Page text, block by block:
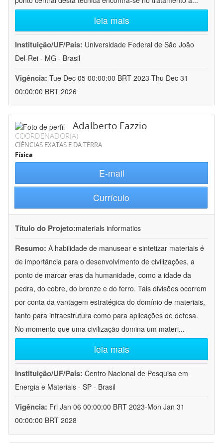
leia mais
Instituição/UF/País: Universidade Federal de São João
Del-Rei - MG - Brasil
Vigência: Tue Dec 05 00:00:00 BRT 2023-Thu Dec 31
00:00:00 BRT 2026
Adalberto Fazzio
COORDENADOR(A)
CIÊNCIAS EXATAS E DA TERRA
Física
E-mail
Currículo
Título do Projeto:materials informatics
Resumo: A habilidade de manusear e sintetizar materiais é
de importância para o desenvolvimento de civilizações, a
ponto de marcar eras da humanidade, como a idade da
pedra, do cobre, do bronze e do ferro. Tais divisões ocorrem
por conta da vantagem estratégica do domínio de materiais,
tanto para infraestrutura como para aplicações de defesa.
No momento que uma civilização domina um materi...
leia mais
Instituição/UF/País: Centro Nacional de Pesquisa em
Energia e Materiais - SP - Brasil
Vigência: Fri Jan 06 00:00:00 BRT 2023-Mon Jan 31
00:00:00 BRT 2028